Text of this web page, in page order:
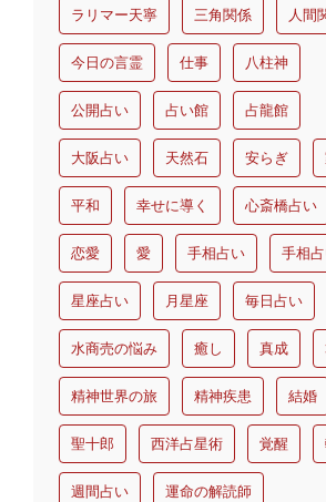
ラリマー天寧 三角関係 人間
今日の言霊 仕事 八柱神
公開占い 占い館 占龍館
大阪占い 天然石 安らぎ
平和 幸せに導く 心斎橋占い
恋愛 愛 手相占い 手相
星座占い 月星座 毎日占い
水商売の悩み 癒し 真成
精神世界の旅 精神疾患 結婚
聖十郎 西洋占星術 覚醒
週間占い 運命の解読師